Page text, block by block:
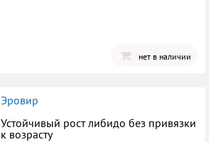
нет в наличии
Эровир
Устойчивый рост либидо без привязки
к возрасту